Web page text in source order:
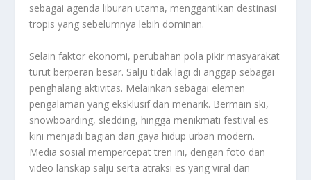
sebagai agenda liburan utama, menggantikan destinasi
tropis yang sebelumnya lebih dominan.
Selain faktor ekonomi, perubahan pola pikir masyarakat
turut berperan besar. Salju tidak lagi di anggap sebagai
penghalang aktivitas. Melainkan sebagai elemen
pengalaman yang eksklusif dan menarik. Bermain ski,
snowboarding, sledding, hingga menikmati festival es
kini menjadi bagian dari gaya hidup urban modern.
Media sosial mempercepat tren ini, dengan foto dan
video lanskap salju serta atraksi es yang viral dan